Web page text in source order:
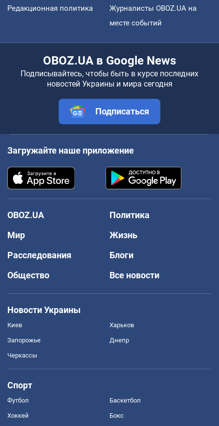
Редакционная политика
Журналисты OBOZ.UA на
месте событий
OBOZ.UA в Google News
Подписывайтесь, чтобы быть в курсе последних
новостей Украины и мира сегодня
Подписаться
Загружайте наше приложение
OBOZ.UA
Политика
Мир
Жизнь
Расследования
Блоги
Общество
Все новости
Новости Украины
Киев Харьков
Запорожье Днепр
Черкассы
Спорт
Футбол Баскетбол
Хоккей Бокс